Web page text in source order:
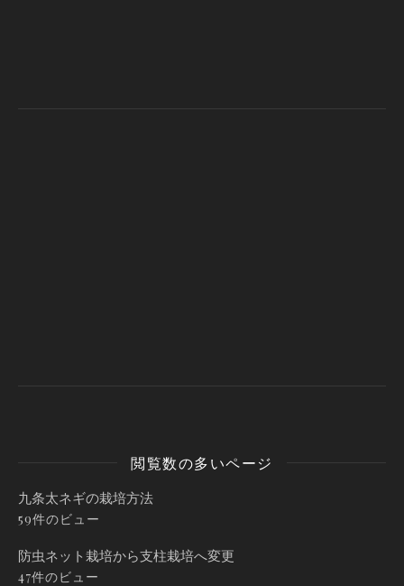
閲覧数の多いページ
九条太ネギの栽培方法
59件のビュー
防虫ネット栽培から支柱栽培へ変更
47件のビュー